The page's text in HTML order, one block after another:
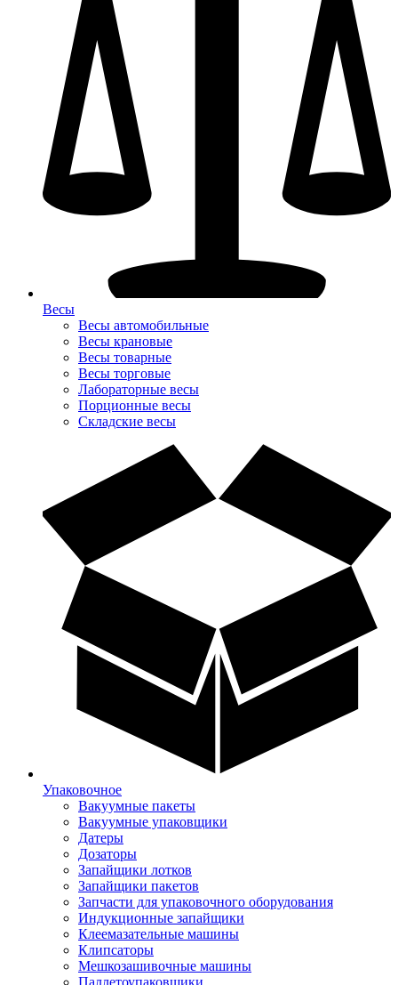
Весы
Весы автомобильные
Весы крановые
Весы товарные
Весы торговые
Лабораторные весы
Порционные весы
Складские весы
Упаковочное
Вакуумные пакеты
Вакуумные упаковщики
Датеры
Дозаторы
Запайщики лотков
Запайщики пакетов
Запчасти для упаковочного оборудования
Индукционные запайщики
Клеемазательные машины
Клипсаторы
Мешкозашивочные машины
Паллетоупаковщики